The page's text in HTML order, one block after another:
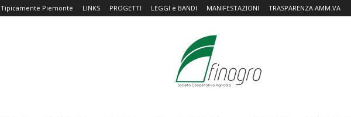
Tipicamente Piemonte LINKS PROGETTI LEGGI e BANDI MANIFESTAZIONI TRASPARENZA AMM.VA